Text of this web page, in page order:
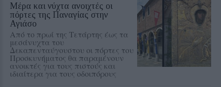
Μέρα και νύχτα ανοιχτές οι
πόρτες της Παναγίας στην
Αγιάσο
Από το πρωί της Τετάρτης έως τα
μεσάνυχτα του
Δεκαπενταύγουστου οι πόρτες του
Προσκυνήματος θα παραμένουν
ανοικτές για τους πιστούς και
ιδιαίτερα για τους οδοιπόρους